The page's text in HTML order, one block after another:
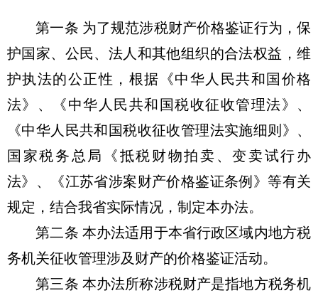
第一条 为了规范涉税财产价格鉴证行为，保
护国家、公民、法人和其他组织的合法权益，维
护执法的公正性，根据《中华人民共和国价格
法》、《中华人民共和国税收征收管理法》、
《中华人民共和国税收征收管理法实施细则》、
国家税务总局《抵税财物拍卖、变卖试行办
法》、《江苏省涉案财产价格鉴证条例》等有关
规定，结合我省实际情况，制定本办法。
第二条 本办法适用于本省行政区域内地方税
务机关征收管理涉及财产的价格鉴证活动。
第三条 本办法所称涉税财产是指地方税务机